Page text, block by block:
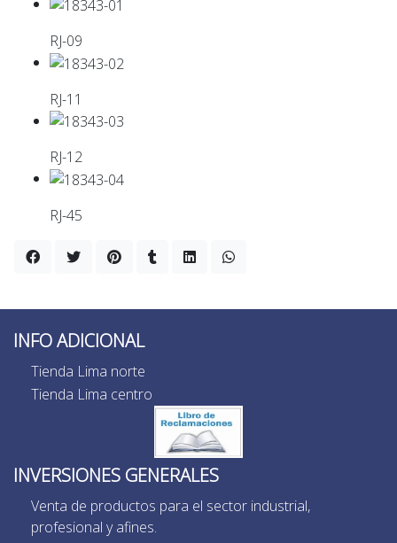
RJ-09
RJ-11
RJ-12
RJ-45
INFO ADICIONAL
Tienda Lima norte
Tienda Lima centro
INVERSIONES GENERALES
Venta de productos para el sector industrial,
profesional y afines.